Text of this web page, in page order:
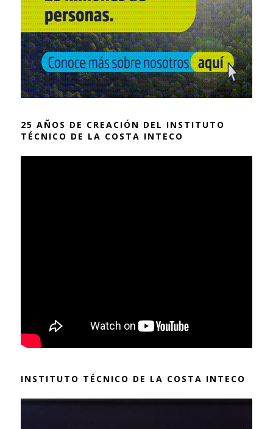
25 AÑOS DE CREACIÓN DEL INSTITUTO
TÉCNICO DE LA COSTA INTECO
INSTITUTO TÉCNICO DE LA COSTA INTECO